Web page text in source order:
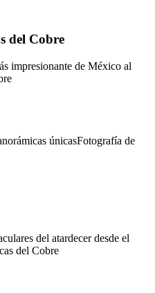
del Cobre
impresionante de México al
únicasFotografía de
del atardecer desde el
del Cobre